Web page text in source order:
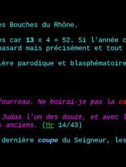
Bouches du Rhône.
car 13 x 4 = 52. Si l'année
mais précisément et tout
parodique et
Ne boirai-je pas la
l'un des douze, et avec
(Mr 14/43)
coupe du Seigneur,